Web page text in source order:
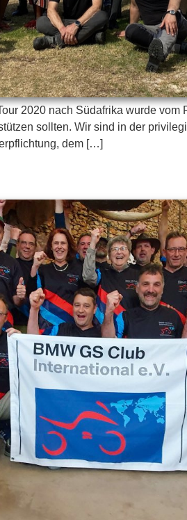
2020 nach Südafrika wurde
sollten. Wir sind in der
dem […]